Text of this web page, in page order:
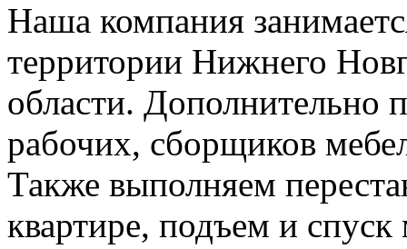
Наша компания
территории Нижнего
области. Дополнительно
рабочих, сборщиков
Также выполняем
квартире, подъем и